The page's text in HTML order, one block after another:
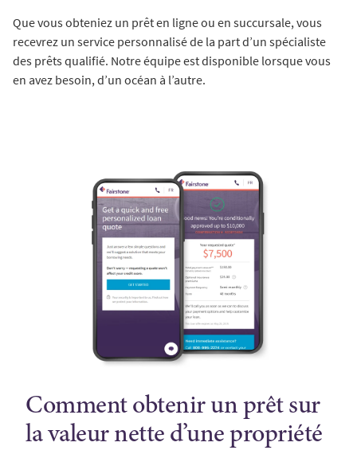
Que vous obteniez un prêt en ligne ou en succursale, vous
recevrez un service personnalisé de la part d’un spécialiste
des prêts qualifié. Notre équipe est disponible lorsque vous
en avez besoin, d’un océan à l’autre.
Comment obtenir un prêt sur
la valeur nette d’une propriété